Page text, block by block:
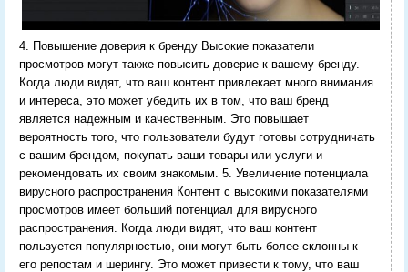
4. Повышение доверия к бренду Высокие показатели
просмотров могут также повысить доверие к вашему бренду.
Когда люди видят, что ваш контент привлекает много внимания
и интереса, это может убедить их в том, что ваш бренд
является надежным и качественным. Это повышает
вероятность того, что пользователи будут готовы сотрудничать
с вашим брендом, покупать ваши товары или услуги и
рекомендовать их своим знакомым. 5. Увеличение потенциала
вирусного распространения Контент с высокими показателями
просмотров имеет больший потенциал для вирусного
распространения. Когда люди видят, что ваш контент
пользуется популярностью, они могут быть более склонны к
его репостам и шерингу. Это может привести к тому, что ваш